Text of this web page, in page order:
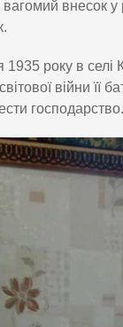
внесок у
року в селі
війни
господарство.